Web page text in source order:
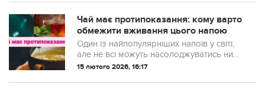
межах розслідування корупційної справи
Мідас.
Чай має протипоказання: кому варто
обмежити вживання цього напою
Один із найпопулярніших напоїв у світі,
але не всі можуть насолоджуватись ним.
Лікарі застерігають про можливі ризики
порушенням сну.
15 лютого 2026, 16:17